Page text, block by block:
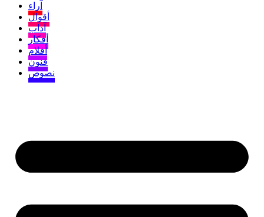
آراء
أقوال
آداب
أفكار
أفلام
فنون
نصوص